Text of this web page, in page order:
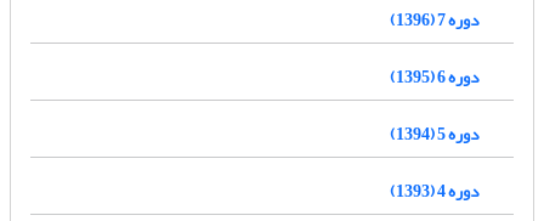
دوره 7 (1396)
دوره 6 (1395)
دوره 5 (1394)
دوره 4 (1393)